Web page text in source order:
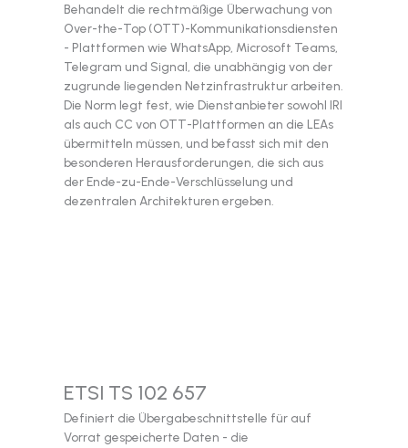
Behandelt die rechtmäßige Überwachung von
Over-the-Top (OTT)-Kommunikationsdiensten
- Plattformen wie WhatsApp, Microsoft Teams,
Telegram und Signal, die unabhängig von der
zugrunde liegenden Netzinfrastruktur arbeiten.
Die Norm legt fest, wie Dienstanbieter sowohl IRI
als auch CC von OTT-Plattformen an die LEAs
übermitteln müssen, und befasst sich mit den
besonderen Herausforderungen, die sich aus
der Ende-zu-Ende-Verschlüsselung und
dezentralen Architekturen ergeben.
ETSI TS 102 657
Definiert die Übergabeschnittstelle für auf
Vorrat gespeicherte Daten - die